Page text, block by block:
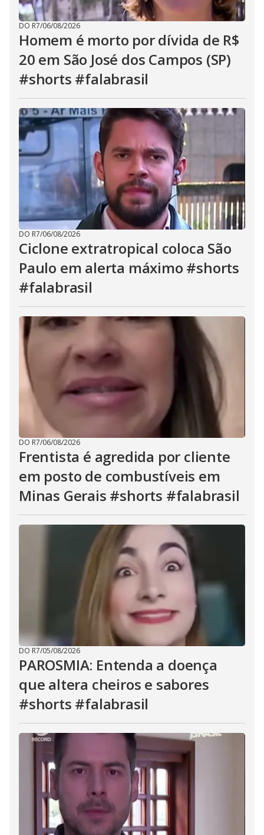
DO R7/06/08/2026
Homem é morto por dívida de R$
20 em São José dos Campos (SP)
#shorts #falabrasil
DO R7/06/08/2026
Ciclone extratropical coloca São
Paulo em alerta máximo #shorts
#falabrasil
DO R7/06/08/2026
Frentista é agredida por cliente
em posto de combustíveis em
Minas Gerais #shorts #falabrasil
DO R7/05/08/2026
PAROSMIA: Entenda a doença
que altera cheiros e sabores
#shorts #falabrasil